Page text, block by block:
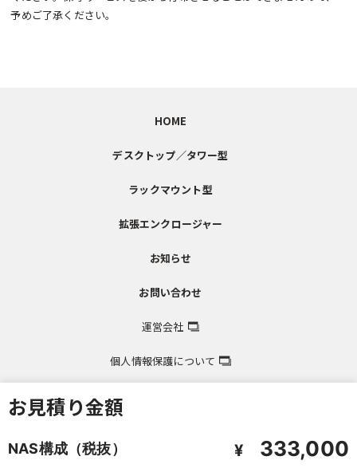
お見積り金額
NAS構成（税抜） ¥ 333,000
予めご了承ください。
HOME
デスクトップ／タワー型
ラックマウント型
拡張エンクロージャー
お知らせ
お問い合わせ
運営会社
個人情報保護について